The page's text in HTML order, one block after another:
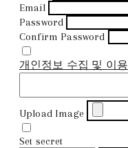
Email
Password
Confirm Password
개인정보 수집 및 이용
Upload Image
Set secret